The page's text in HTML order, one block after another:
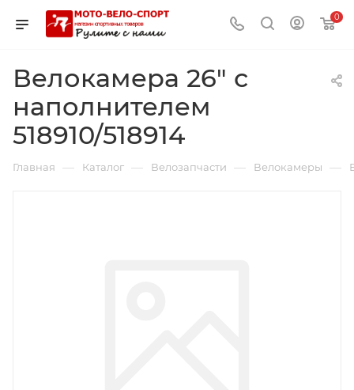
0
Велокамера 26" с
наполнителем
518910/518914
Главная — Каталог — Велозапчасти — Велокамеры —